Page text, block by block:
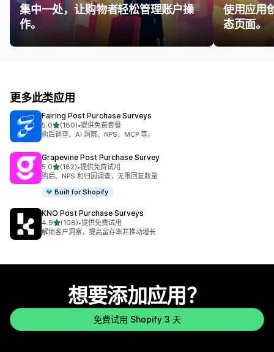
集中一处，让购物者轻松管理账户操
作。
使用应用
态页面。
更多此类应用
Fairing Post Purchase Surveys
5.0星（满分 5 星）
(180)
总共 180 条评论
•提供免费套餐
购后调查、AI 洞察、NPS、MCP 等。
Grapevine Post Purchase Survey
5.0星（满分 5 星）
(182)
总共 182 条评论
•提供免费试用
购后、NPS 和归因调查，无限回复数量
Built for Shopify
KNO Post Purchase Surveys
4.9星（满分 5 星）
(108)
总共 108 条评论
•提供免费试用
解锁客户洞察，提高留存率并推动增长
想要添加应用？
免费试用 Shopify 3 天